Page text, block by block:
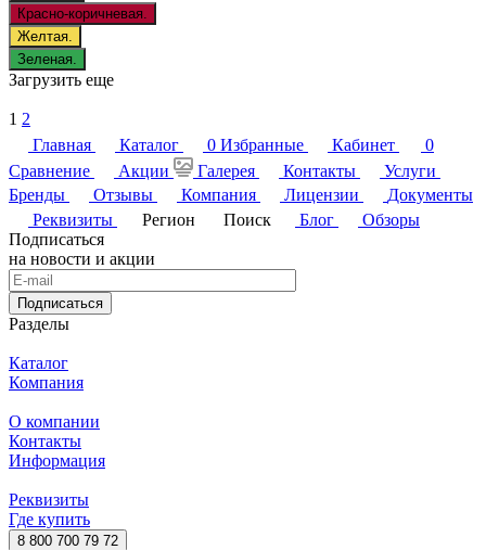
Красно-коричневая.
Желтая.
Зеленая.
Загрузить еще
1 2
Главная
Каталог 0 Избранные Кабинет
0
Сравнение
Акции Галерея Контакты
Услуги
Бренды
Отзывы Компания Лицензии
Документы
Реквизиты
Регион Поиск Блог
Обзоры
Подписаться
на новости и акции
Подписаться
Разделы
Каталог
Компания
О компании
Контакты
Информация
Реквизиты
Где купить
8 800 700 79 72